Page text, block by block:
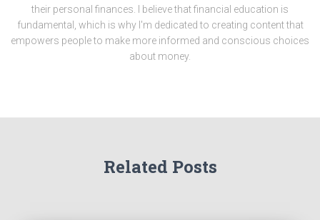
their personal finances. I believe that financial education is
fundamental, which is why I'm dedicated to creating content that
empowers people to make more informed and conscious choices
about money.
Related Posts